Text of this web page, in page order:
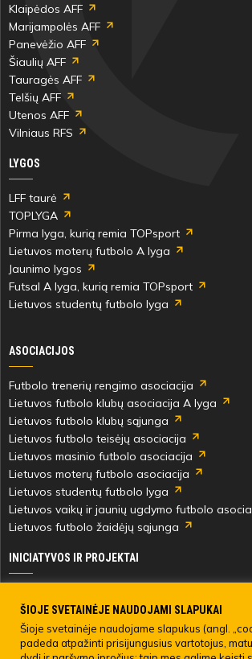
Klaipėdos AFF
Marijampolės AFF
Panevėžio AFF
Šiaulių AFF
Tauragės AFF
Telšių AFF
Utenos AFF
Vilniaus RFS
LYGOS
LFF taurė
TOPLYGA
Pirma lyga, kurią remia TOPsport
Lietuvos moterų futbolo A lyga
Jaunimo lygos
Futsal A lyga, kurią remia TOPsport
Lietuvos studentų futbolo lyga
ASOCIACIJOS
Futbolo trenerių rengimo asociacija
Lietuvos futbolo klubų asociacija A lyga
Lietuvos futbolo klubų sąjunga
Lietuvos futbolo teisėjų asociacija
Lietuvos masinio futbolo asociacija
Lietuvos moterų futbolo asociacija
Lietuvos studentų futbolo lyga
Lietuvos vaikų ir jaunių ugdymo futbolo
Lietuvos futbolo žaidėjų sąjunga
INICIATYVOS IR PROJEKTAI
Paramos fondai
Medicinos centras
Live Your Goals
ŠIOJE SVETAINĖJE NAUDOJAMI SLAPUKAI
Šioje svetainėje naudojame slapukus (angl.
padeda atpažinti prisijungusius vartotojus,